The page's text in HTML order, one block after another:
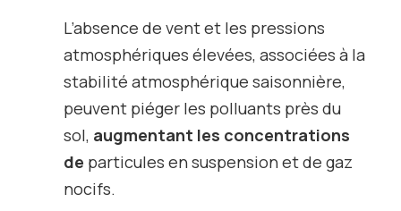
L’absence de vent et les pressions
atmosphériques élevées, associées à la
stabilité atmosphérique saisonnière,
peuvent piéger les polluants près du
sol, augmentant les concentrations
de particules en suspension et de gaz
nocifs.